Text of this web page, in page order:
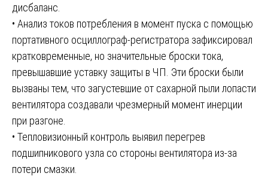
дисбаланс.
• Анализ токов потребления в момент пуска с помощью
портативного осциллограф-регистратора зафиксировал
кратковременные, но значительные броски тока,
превышавшие уставку защиты в ЧП. Эти броски были
вызваны тем, что загустевшие от сахарной пыли лопасти
вентилятора создавали чрезмерный момент инерции
при разгоне.
• Тепловизионный контроль выявил перегрев
подшипникового узла со стороны вентилятора из-за
потери смазки.